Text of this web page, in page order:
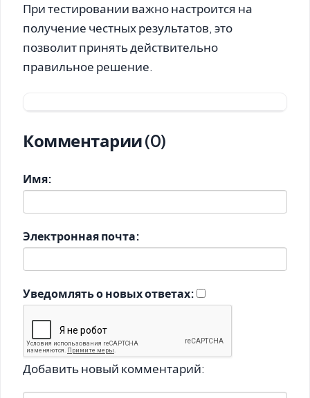
При тестировании важно настроится на
получение честных результатов, это
позволит принять действительно
правильное решение.
Комментарии (0)
Имя:
Электронная почта:
Уведомлять о новых ответах:
Добавить новый комментарий: